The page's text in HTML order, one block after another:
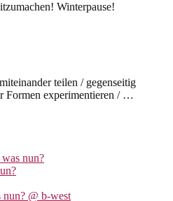
Winterpause!
teilen / gegenseitig
Formen experimentieren / …
nun?